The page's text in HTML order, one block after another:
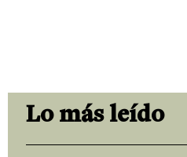
Lo más leído